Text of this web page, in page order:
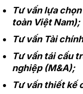
Tư vấn lựa
toàn Việt Nam);
Tư vấn Tài
Tư vấn tái cấu
nghiệp (M&A);
Tư vấn thiết kế